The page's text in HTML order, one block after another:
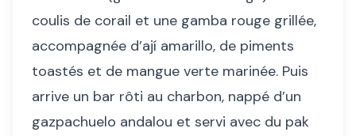
coulis de corail et une gamba rouge grillée,
accompagnée d’ají amarillo, de piments
toastés et de mangue verte marinée. Puis
arrive un bar rôti au charbon, nappé d’un
gazpachuelo andalou et servi avec du pak